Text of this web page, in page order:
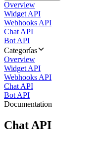
Overview
Widget API
Webhooks API
Chat API
Bot API
Categorías
Overview
Widget API
Webhooks API
Chat API
Bot API
Documentation
Chat API